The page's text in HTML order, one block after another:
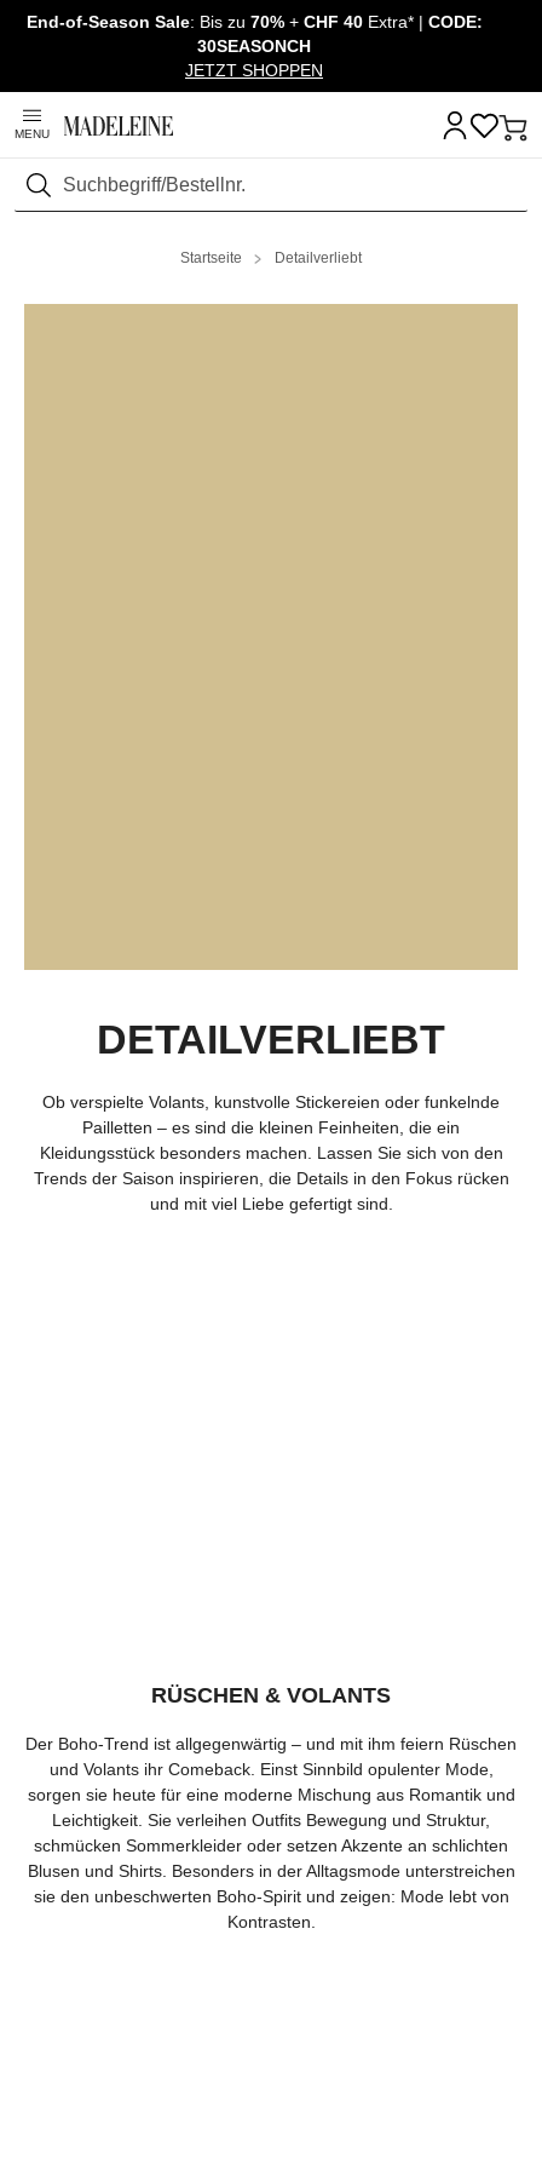
Navigation überspringen, direkt zum Inhalt
End-of-Season Sale: Bis zu 70%+ CHF 40 Extra* | CODE:
30SEASONCH
JETZT SHOPPEN
MENU
Suchen
Startseite Detailverliebt
DETAILVERLIEBT
Ob verspielte Volants, kunstvolle Stickereien oder funkelnde
Pailletten – es sind die kleinen Feinheiten, die ein
Kleidungsstück besonders machen. Lassen Sie sich von den
Trends der Saison inspirieren, die Details in den Fokus rücken
und mit viel Liebe gefertigt sind.
RÜSCHEN & VOLANTS
Der Boho-Trend ist allgegenwärtig – und mit ihm feiern Rüschen
und Volants ihr Comeback. Einst Sinnbild opulenter Mode,
sorgen sie heute für eine moderne Mischung aus Romantik und
Leichtigkeit. Sie verleihen Outfits Bewegung und Struktur,
schmücken Sommerkleider oder setzen Akzente an schlichten
Blusen und Shirts. Besonders in der Alltagsmode unterstreichen
sie den unbeschwerten Boho-Spirit und zeigen: Mode lebt von
Kontrasten.